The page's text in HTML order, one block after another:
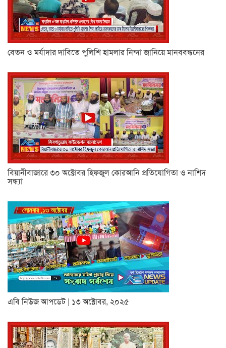
বেতন ও মর্যাদার দাবিতে পুলিশি হামলার নিন্দা জানিয়ে মানববন্ধনের
বিয়ানীবাজারে ৩০ অক্টোবর হিফজুল কোরআনি প্রতিযোগিতা ও নাশিদ
সন্ধ্যা
এবি নিউজ আপডেট | ১৩ অক্টোবর, ২০২৫